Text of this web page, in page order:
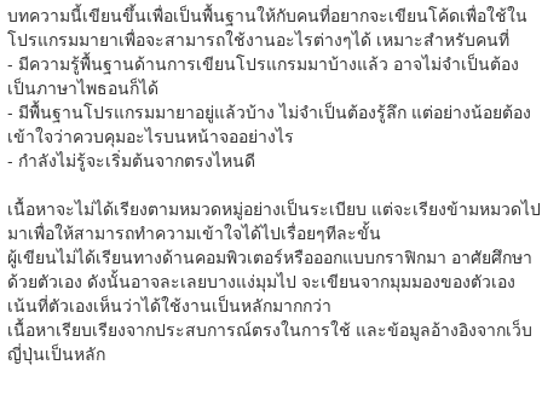
บทความนี้เขียนขึ้นเพื่อเป็นพื้นฐานให้กับคนที่อยากจะเขียนโค้ดเพื่อใช้ใน
โปรแกรมมายาเพื่อจะสามารถใช้งานอะไรต่างๆได้ เหมาะสำหรับคนที่
- มีความรู้พื้นฐานด้านการเขียนโปรแกรมมาบ้างแล้ว อาจไม่จำเป็นต้อง
เป็นภาษาไพธอนก็ได้
- มีพื้นฐานโปรแกรมมายาอยู่แล้วบ้าง ไม่จำเป็นต้องรู้ลึก แต่อย่างน้อยต้อง
เข้าใจว่าควบคุมอะไรบนหน้าจออย่างไร
- กำลังไม่รู้จะเริ่มต้นจากตรงไหนดี
เนื้อหาจะไม่ได้เรียงตามหมวดหมู่อย่างเป็นระเบียบ แต่จะเรียงข้ามหมวดไป
มาเพื่อให้สามารถทำความเข้าใจได้ไปเรื่อยๆทีละขั้น
ผู้เขียนไม่ได้เรียนทางด้านคอมพิวเตอร์หรือออกแบบกราฟิกมา อาศัยศึกษา
ด้วยตัวเอง ดังนั้นอาจละเลยบางแง่มุมไป จะเขียนจากมุมมองของตัวเอง
เน้นที่ตัวเองเห็นว่าได้ใช้งานเป็นหลักมากกว่า
เนื้อหาเรียบเรียงจากประสบการณ์ตรงในการใช้ และข้อมูลอ้างอิงจากเว็บ
ญี่ปุ่นเป็นหลัก